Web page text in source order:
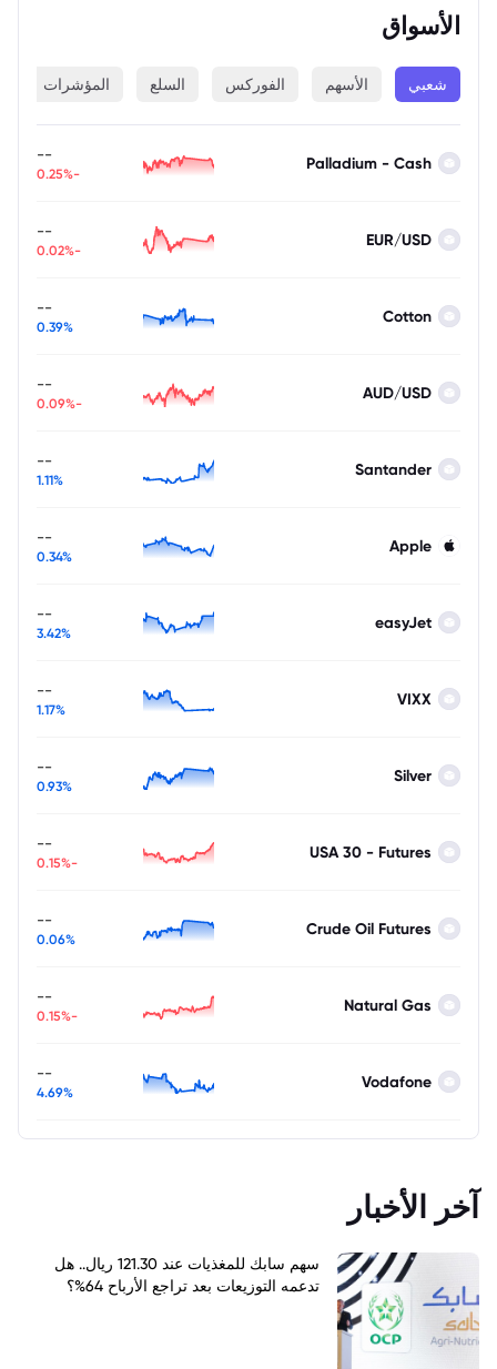
الأسواق
شعبي الأسهم الفوركس السلع المؤشرات
Palladium - Cash
--
-0.25%
EUR/USD
--
-0.02%
Cotton
--
0.39%
AUD/USD
--
-0.09%
Santander
--
1.11%
Apple
--
0.34%
easyJet
--
3.42%
VIXX
--
1.17%
Silver
--
0.93%
USA 30 - Futures
--
-0.15%
Crude Oil Futures
--
0.06%
Natural Gas
--
-0.15%
Vodafone
--
4.69%
آخر الأخبار
سهم سابك للمغذيات عند 121.30 ريال.. هل
تدعمه التوزيعات بعد تراجع الأرباح 64%؟